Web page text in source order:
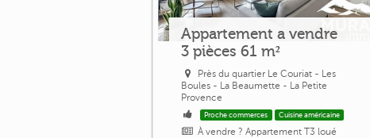
Appartement a vendre
3 pièces 61 m²
Près du quartier Le Couriat - Les
Boules - La Beaumette - La Petite
Provence
Proche commerces Cuisine américaine
À vendre ? Appartement T3 loué